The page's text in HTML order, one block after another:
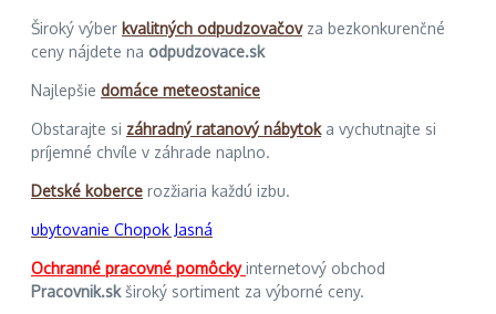
Široký výber kvalitných odpudzovačovza bezkonkurenčné
ceny nájdete na odpudzovace.sk
Najlepšie domáce meteostanice
Obstarajte si záhradný ratanový nábytoka vychutnajte si
príjemné chvíle v záhrade naplno.
Detské koberce rozžiaria každú izbu.
ubytovanie Chopok Jasná
Ochranné pracovné pomôckyinternetový obchod
Pracovnik.skširoký sortiment za výborné ceny.